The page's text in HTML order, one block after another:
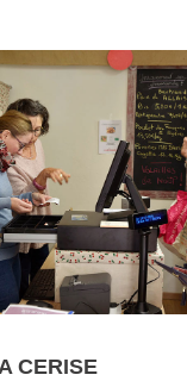
CERISE